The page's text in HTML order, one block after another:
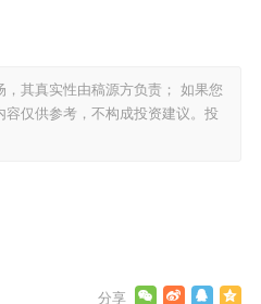
其真实性由稿源方负责； 如果您
仅供参考，不构成投资建议。投